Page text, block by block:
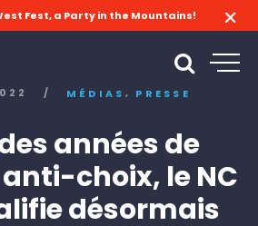
Fest, a Party in the Mountains!
/ MÉDIAS , PRESSE
années de
choix, le NC
désormais